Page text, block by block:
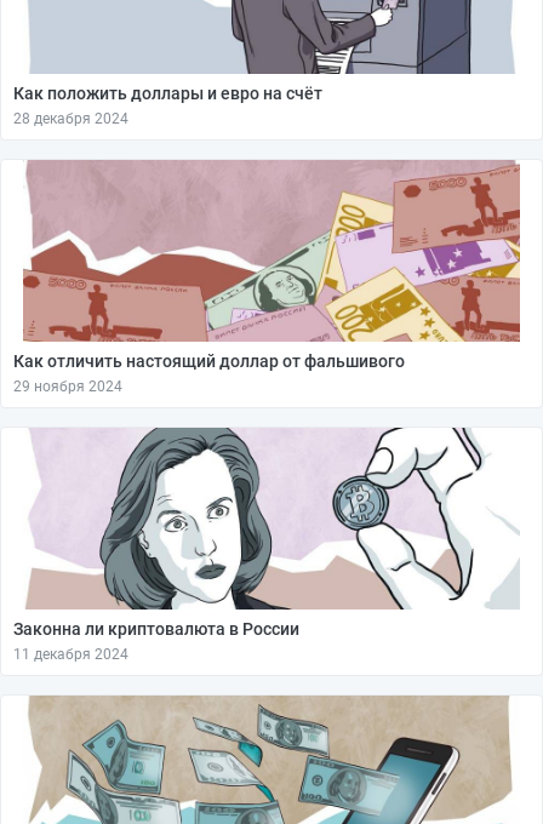
Как положить доллары и евро на счёт
28 декабря 2024
Как отличить настоящий доллар от фальшивого
29 ноября 2024
Законна ли криптовалюта в России
11 декабря 2024